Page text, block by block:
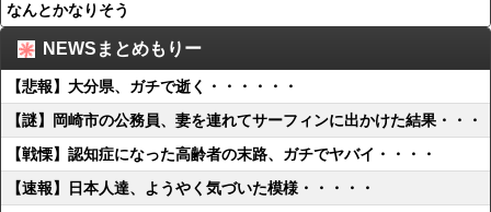
なんとかなりそう
NEWSまとめもりー
【悲報】大分県、ガチで逝く・・・・・・
【謎】岡崎市の公務員、妻を連れてサーフィンに出かけた結果・・・
【戦慄】認知症になった高齢者の末路、ガチでヤバイ・・・・
【速報】日本人達、ようやく気づいた模様・・・・・